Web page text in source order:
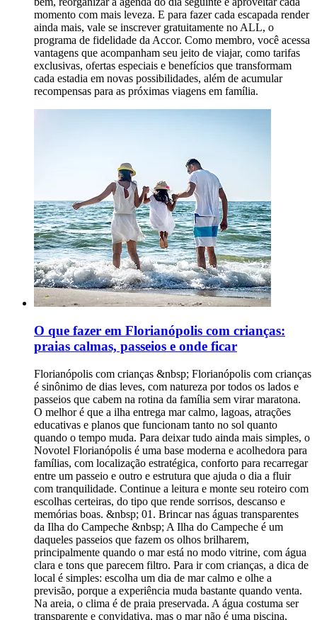
momento com mais leveza. E para fazer cada escapada render
ainda mais, vale se inscrever gratuitamente no ALL, o
programa de fidelidade da Accor. Como membro, você acessa
vantagens que acompanham seu jeito de viajar, como tarifas
exclusivas, ofertas especiais e benefícios que transformam
cada estadia em novas possibilidades, além de acumular
recompensas para as próximas viagens em família.
O que fazer em Florianópolis com crianças:
praias calmas, passeios e onde ficar
Florianópolis com crianças &nbsp; Florianópolis com crianças é sinônimo de dias leves, com natureza por todos os lados e passeios que cabem na rotina da família sem virar maratona. O melhor é que a ilha entrega mar calmo, lagoas, atrações educativas e planos que funcionam tanto no sol quanto quando o tempo muda. Para deixar tudo ainda mais simples, o Novotel Florianópolis é uma base moderna e acolhedora para famílias, com localização estratégica, conforto para recarregar entre um passeio e outro e estrutura que ajuda o dia a fluir com tranquilidade. Continue a leitura e monte seu roteiro com escolhas certeiras, do tipo que rende sorrisos, descanso e memórias boas. &nbsp; 01. Brincar nas águas transparentes da Ilha do Campeche &nbsp; A Ilha do Campeche é um daqueles passeios que fazem os olhos brilharem, principalmente quando o mar está no modo vitrine, com água clara e tons que parecem filtro. Para ir com crianças, a dica de local é simples: escolha um dia de mar calmo e olhe a previsão, porque a experiência muda bastante quando venta. Na areia, o clima é de praia preservada. A água costuma ser transparente e convidativa, mas o mar não é uma piscina, então vale entrar devagar e sempre perto da beira, especialmente com pequenos. &nbsp; É um passeio bom para crianças pequenas? &nbsp; Para crianças maiores, costuma ser um programa delicioso, com tempo para banho e para explorar a praia com tranquilidade. Para bebês e crianças até 3 anos, o ideal é pensar em um passeio mais guiado pelos adultos, com banho rápido, sombra garantida e menos expectativa de “ficar o dia todo”.&nbsp;O ponto que mais pesa para os menores é o barco. Se a criança enjoa fácil ou tem sensibilidade a balanço, vale escolher horários com mar mais estável e levar o básico para conforto, como água, lanche leve e uma troca de roupa seca. &nbsp; Mar, profundidade e entrada na água &nbsp; Em dias bons, a entrada costuma ser amigável, com faixa rasa que dá para brincar perto da margem. Ainda assim, a profundidade pode variar e em alguns trechos o mar “cai” mais rápido, então o melhor é evitar avançar e escolher a parte mais tranquila da praia.&nbsp;Correnteza e ondas dependem muito do vento e da maré. Um detalhe que moradores sempre observam é a cor e o desenho da água, quando ela está mais lisa e clara, o banho costuma ser mais seguro e mais gostoso. &nbsp; Deslocamento e barco: o que vale planejar &nbsp; Os barcos para a Ilha do Campeche costumam sair de pontos como Barra da Lagoa, Armação e região do Campeche. Isso muda completamente o ritmo do dia, porque o deslocamento até o embarque pode tomar um bom tempo, principalmente em alta temporada. O trajeto de barco é parte do passeio. Em mar calmo, costuma ser tranquilo e rápido, já em dias de vento o balanço aumenta e pode cansar, especialmente crianças pequenas e quem enjoa com facilidade. Vale sair cedo e confirmar horário de retorno, porque a permanência na ilha é geralmente limitada, muitas vezes por volta de quatro horas. Na prática, o tempo passa rápido entre desembarque, banho e pausa para lanche. Reserva e organização ajudam muito. Se você vai com crianças, prefira horários com menos fila, chegue com antecedência e leve o essencial já separado para embarcar sem correria.&nbsp;Carrinho de bebê tende a ser pouco prático, tanto no embarque quanto na areia. Um canguru ou suporte leve costuma facilitar, deixando as mãos livres e o passeio mais confortável. &nbsp; Infraestrutura na ilha &nbsp; A Ilha do Campeche é preservada, então não espere a estrutura de uma praia urbana. Pense em sombra como item essencial, porque a sombra natural é limitada e você pode depender de guarda-sol. Levar água e lanches é uma decisão inteligente, principalmente com crianças. Para alimentação, o ideal é não contar com muitas opções e sempre ter um plano simples na mochila, como frutas, biscoitos, sanduíche e itens para hidratar. Sobre trilhas guiadas, algumas experiências podem ter custo extra e nem sempre são adequadas para todas as idades. Se estiver com crianças pequenas, priorize o banho e a praia, que já entregam o melhor do passeio. &nbsp; Custos reais e planejamento do tempo &nbsp; Na prática, a Ilha do Campeche ocupa um pedaço grande do dia. Se você tem só dois ou três dias em Florianópolis, inclua o passeio com consciência, porque ele pode limitar outras experiências que também são ótimas com crianças.&nbsp; Na alta temporada, as saídas ficam mais disputadas e filas podem aparecer, principalmente em horários clássicos. A dica é reservar com antecedência e escolher horários que reduzam espera, porque ninguém merece surpresa ruim com criança ansiosa. Se a família quer um dia especial de praia e está disposta ao ritmo do barco, a Ilha do Campeche pode ser um dos momentos mais bonitos da viagem. Quando o planejamento é simples e o mar ajuda, vira lembrança para guardar com carinho. &nbsp; 02. Passear de barco pirata em Canasvieiras&nbsp; &nbsp; Entre os lugares para ir com crianças em Florianópolis, o barco pirata em Canasvieiras costuma virar o programa mais “uau” do dia. A embarcação é temática, a tripulação vai caracterizada e o passeio acontece com música, brincadeiras e clima leve do começo ao fim. &nbsp; Quanto custa e quem paga meia &nbsp; Os valores variam conforme o roteiro e a antecedência da compra, mas, em geral, ficam entre R$ 140 e R$ 260 por pessoa. Para crianças, a regra mais comum é clara: 0 a 5 anos não pagam e 6 a 10 anos pagam meia, com apresentação de documento. &nbsp; O que está incluso, e o que costuma ficar por conta da família &nbsp; O passeio inclui a navegação e a animação a bordo, com paradas que mudam conforme a opção escolhida. Nos roteiros mais longos, pode haver parada para banho e parada para almoço, mas a refeição normalmente é opcional e não inclusa. Em roteiros com visita a Anhatomirim, existe a possibilidade de taxa de visitação paga à parte, e há casos em que o pagamento é somente em dinheiro no local. &nbsp; Lanches, água e o que levar &nbsp; Você pode levar água e lanches no cooler, e há barcos que vendem bebidas e itens simples a bordo. Em algumas regras de operação, vidro não é permitido.&nbsp;Para ir com crianças, um kit básico resolve: protetor solar, boné, toalha e uma troca de roupa. Assim, a parada para banho fica mais gostosa e o pós-passeio não vira corrida. &nbsp; Dicas rápidas para ir com crianças sem perrengue &nbsp; Se a criança enjoa em barco, vale priorizar um dia de mar mais calmo, escolher um assento mais central e levar água em pequenos goles. Se for algo recorrente, converse com o pediatra antes da viagem para decidir o que faz sentido.&nbsp;Sobre segurança, as operações informam que há coletes salva-vidas e flutuantes para adultos e crianças, e a equipe orienta o uso durante o passeio. Carrinho de bebê tende a ser pouco prático, porque o embarque e a circulação no barco pedem mãos livres. Para pequenos, um canguru ou suporte leve costuma facilitar o dia. Para fechar, este é um dos&nbsp;lugares para conhecer em Florianópolis com crianças quando você quer combinar paisagem bonita com um programa animado e fácil de encaixar no roteiro, especialmente se você reservar com antecedência para evitar lotação e filas no embarque. &nbsp; 03. Nadar na Lagoa do Peri &nbsp; A Lagoa do Peri, no sul da ilha, é água doce, calma e com clima de refúgio, ótima para uma pausa fora do agito das praias oceânicas. As margens têm faixa de areia, áreas verdes e estrutura que facilita o dia com crianças, como banheiros e até parquinho, além de trilhas para quem quer esticar o passeio sem pressa. Se a sua dúvida é&nbsp;onde levar crianças em Florianópolis, pense nela como um programa que funciona com pouca produção: leva toalha, lanche, protetor solar e pronto. Só vale um cuidado bem local, a balneabilidade é monitorada e pode variar, então, antes de entrar na água, confira a condição do dia, principalmente em semanas de maior movimento. Para&nbsp;o que fazer em Florianópolis em julho com crianças, a Lagoa do Peri encaixa muito bem em dias de sol de inverno, quando a água fica mais fria e o passeio ganha cara de piquenique com caminhada leve. Se der para molhar os pés e brincar na beira, ótimo, se não, a paisagem e a tranquilidade já entregam um dos momentos mais gostosos do roteiro. &nbsp; 04. Brincar na Praia da Daniela &nbsp; A Praia da Daniela, no norte da ilha, tem mar bem calmo e raso, com cara de “piscina” devido à influência da Baía Norte, por isso muita gente coloca o lugar na lista de melhor praia de Florianópolis para crianças. O charme está na simplicidade: faixa de areia clara para brincar, água gostosa para entrar devagar e um clima residencial que deixa tudo mais tranquilo. A estrutura é enxuta, costuma ter poucos quiosques, então vale chegar com água, lanche e o essencial para o sol, assim o passeio rende sem improviso. Para um&nbsp;passeio com crianças em Florianópolis que funcione de ponta a ponta, vá cedo para pegar a praia mais vazia, escolha um canto com mais espaço para montar base e combine com uma caminhada curta pela região. Daniela é daquelas escolhas que não exigem grandes planos, só um ritmo leve e tempo para brincar. &nbsp; 05. Ver os peixes na Praia da Lagoinha do Norte &nbsp; Pequena, charmosa e com mar tão calmo que parece piscina, a Lagoinha do Norte costuma entrar fácil na lista de melhores praias de Florianópolis para crianças, sobretudo quando a ideia é brincar na água sem sustos. As águas são cristalinas e rasas em boa parte da faixa de banho, o que deixa o passeio mais leve para famílias com pequenos. O detalhe que encanta as crianças é simples: perto dos costões, dá para observar peixinhos com máscara e snorkel, como quem descobre um aquário ao ar livre. Em dias de sol, a água costuma ficar mais morna do que em outras praias da ilha e as ondas são bem fraquinhas, ótimo para entrar devagar e aproveitar com calma. Se você está montando sua lista de&nbsp;o que fazer em Floripa com crianças, pense nela como um programa de manhã